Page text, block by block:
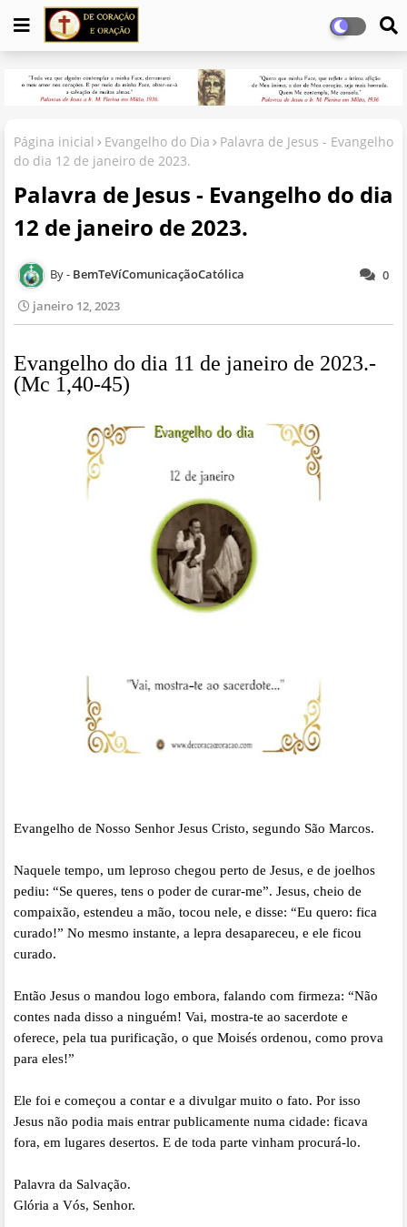
Página inicial Evangelho do Dia
Palavra de Jesus - Evangelho
do dia 12 de janeiro de 2023.
Palavra de Jesus - Evangelho do dia
12 de janeiro de 2023.
0
BemTeVíComunicaçãoCatólica
janeiro 12, 2023
Evangelho do dia 11 de janeiro de 2023.-
(Mc 1,40-45)
Evangelho de Nosso Senhor Jesus Cristo, segundo São Marcos.
Naquele tempo, um leproso chegou perto de Jesus, e de joelhos
pediu: “Se queres, tens o poder de curar-me”. Jesus, cheio de
compaixão, estendeu a mão, tocou nele, e disse: “Eu quero: fica
curado!” No mesmo instante, a lepra desapareceu, e ele ficou
curado.
Então Jesus o mandou logo embora, falando com firmeza: “Não
contes nada disso a ninguém! Vai, mostra-te ao sacerdote e
oferece, pela tua purificação, o que Moisés ordenou, como prova
para eles!”
Ele foi e começou a contar e a divulgar muito o fato. Por isso
Jesus não podia mais entrar publicamente numa cidade: ficava
fora, em lugares desertos. E de toda parte vinham procurá-lo.
Palavra da Salvação.
Glória a Vós, Senhor.